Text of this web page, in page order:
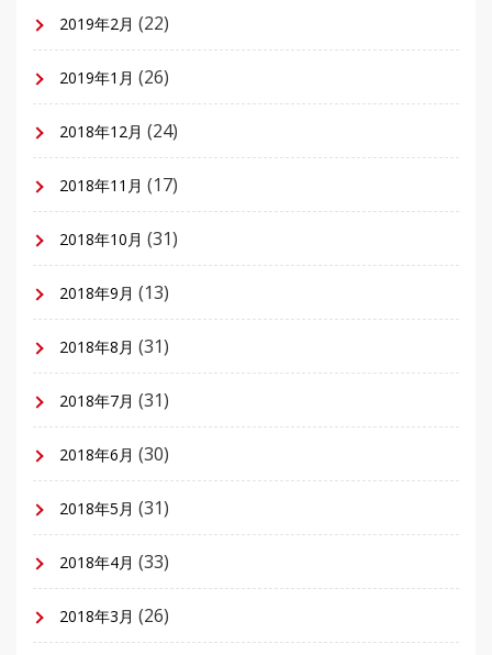
2019年2月 (22)
2019年1月 (26)
2018年12月 (24)
2018年11月 (17)
2018年10月 (31)
2018年9月 (13)
2018年8月 (31)
2018年7月 (31)
2018年6月 (30)
2018年5月 (31)
2018年4月 (33)
2018年3月 (26)